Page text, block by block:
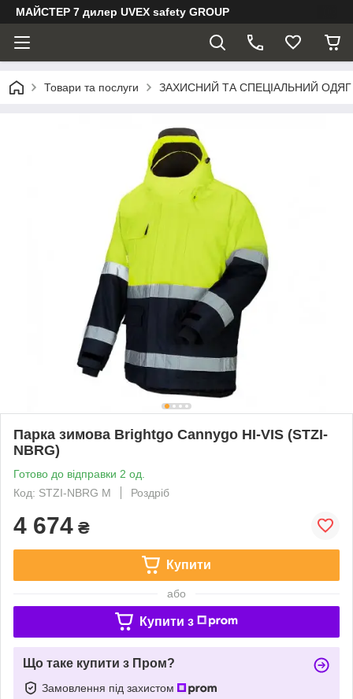
МАЙСТЕР 7 дилер UVEX safety GROUP
Товари та послуги ЗАХИСНИЙ ТА СПЕЦІАЛЬНИЙ ОДЯГ
Парка зимова Brightgo Cannygo HI-VIS (STZI-
NBRG)
Готово до відправки 2 од.
Код: STZI-NBRG M
Роздріб
4 674 ₴
Купити
або
Купити з
Що таке купити з Пром?
Замовлення під захистом